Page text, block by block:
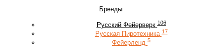
Бренды
Русский Фейерверк 106
Русская Пиротехника 17
Фейерленд 5